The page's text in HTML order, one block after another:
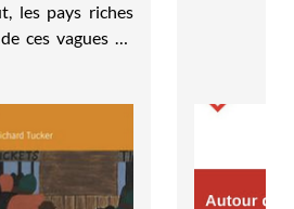
les pays riches
ces vagues de
Un mur nous
les
peur. Car tel est